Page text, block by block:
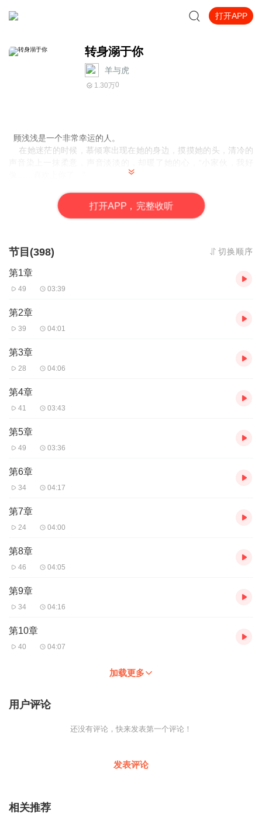
打开APP
转身溺于你
羊与虎
1.30万0
顾浅浅是一个非常幸运的人。
在她迷茫的时候，慕倾寒出现在她的身边，摸摸她的头，清冷的
柔，“浅浅……你知不知道，我多么希望你每次难过的时候，我都可
以留在你的身边？”
笑：“顾浅浅，我说过，只要你愿意转身，我永远都在你身后。”
“尹宇漠，你知道吗？我从来都没有喜欢过你，我和你，只是朋友
不好吗？”顾浅浅凝眸，看着眼前的黑发少年，而对方则是扯唇，喃
喃道，“可是顾浅浅，我爱你啊……你怎么可以，怎么可以不爱我？”
他眼眸冷漠，勾唇冷笑，如果这样也只能换来你与我的伤痕累
打开APP，完整收听
节目(398) 切换顺序
第1章
49 03:39
第2章
39 04:01
第3章
28 04:06
第4章
41 03:43
第5章
49 03:36
第6章
34 04:17
第7章
24 04:00
第8章
46 04:05
第9章
34 04:16
第10章
40 04:07
加载更多
用户评论
还没有评论，快来发表第一个评论！
发表评论
相关推荐